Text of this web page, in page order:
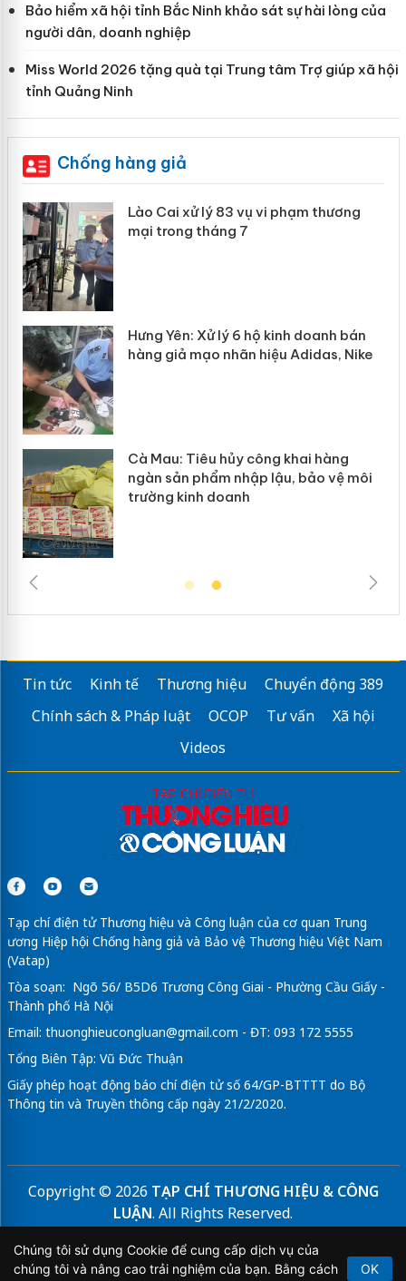
Bảo hiểm xã hội tỉnh Bắc Ninh khảo sát sự hài lòng của
người dân, doanh nghiệp
Miss World 2026 tặng quà tại Trung tâm Trợ giúp xã hội
tỉnh Quảng Ninh
Chống hàng giả
Lào Cai xử lý 83 vụ vi phạm thương
mại trong tháng 7
Hưng Yên: Xử lý 6 hộ kinh doanh bán
hàng giả mạo nhãn hiệu Adidas, Nike
Cà Mau: Tiêu hủy công khai hàng
ngàn sản phẩm nhập lậu, bảo vệ môi
trường kinh doanh
Tin tức Kinh tế Thương hiệu
Chuyển động 389
Chính sách & Pháp luật
OCOP Tư vấn
Xã hội
Videos
Tạp chí điện tử Thương hiệu và Công luận của cơ quan Trung
ương Hiệp hội Chống hàng giả và Bảo vệ Thương hiệu Việt Nam
(Vatap)
Tòa soạn: Ngõ 56/ B5D6 Trương Công Giai - Phường Cầu Giấy -
Thành phố Hà Nội
Email: thuonghieucongluan@gmail.com - ĐT: 093 172 5555
Tổng Biên Tập: Vũ Đức Thuận
Giấy phép hoạt động báo chí điện tử số 64/GP-BTTTT do Bộ
Thông tin và Truyền thông cấp ngày 21/2/2020.
Copyright © 2026 TẠP CHÍ THƯƠNG HIỆU & CÔNG
LUẬN. All Rights Reserved.
Bản quyền thuộc Tạp chí Thương hiệu và Công luận. Cấm
sao chép dưới mọi hình thức nếu không có sự chấp thuận
Chúng tôi sử dụng Cookie để cung cấp dịch vụ của
chúng tôi và nâng cao trải nghiệm của bạn. Bằng cách
OK